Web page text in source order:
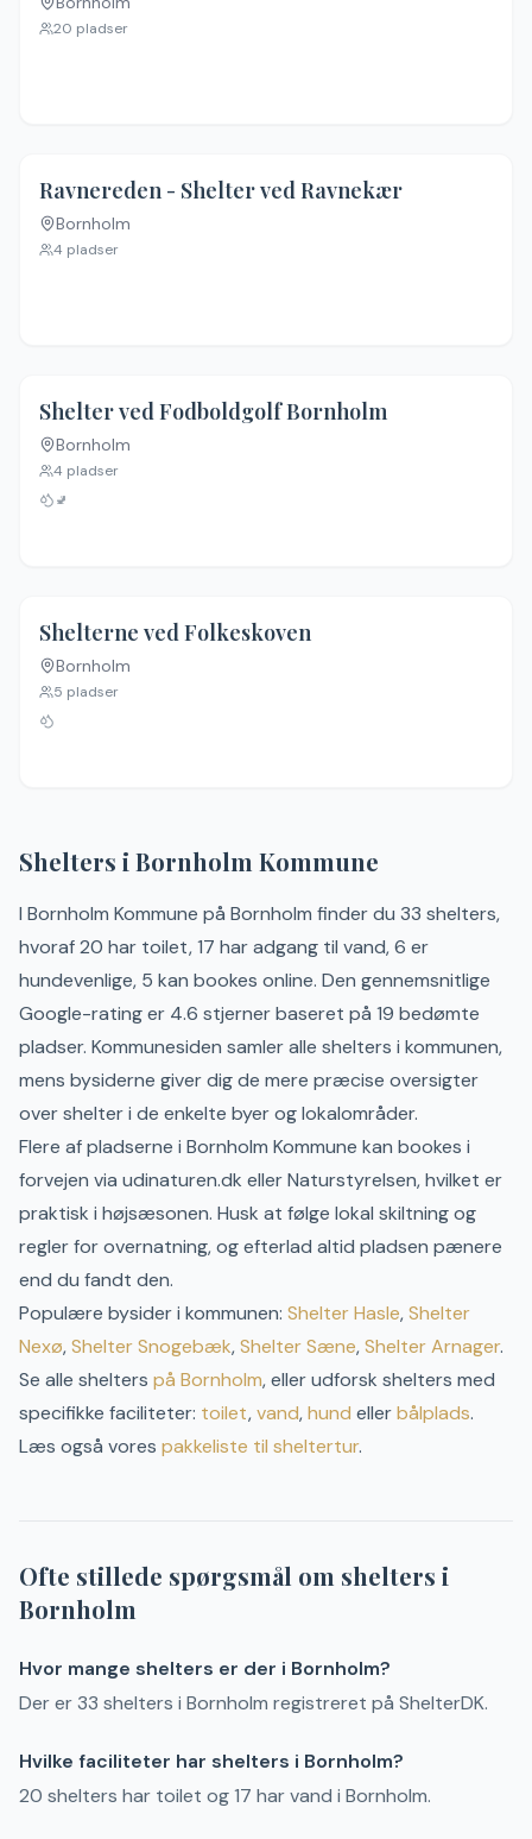
20 pladser
Ingen billeder
Ravnereden - Shelter ved Ravnekær
Bornholm
4 pladser
Shelter ved Fodboldgolf Bornholm
Bornholm
4 pladser
🚽
Ingen billeder
Shelterne ved Folkeskoven
Bornholm
5 pladser
Shelters i Bornholm Kommune
I Bornholm Kommune på Bornholm finder du 33 shelters,
hvoraf 20 har toilet, 17 har adgang til vand, 6 er
hundevenlige, 5 kan bookes online. Den gennemsnitlige
Google-rating er 4.6 stjerner baseret på 19 bedømte
pladser. Kommunesiden samler alle shelters i kommunen,
mens bysiderne giver dig de mere præcise oversigter
over shelter i de enkelte byer og lokalområder.
Flere af pladserne i Bornholm Kommune kan bookes i
forvejen via udinaturen.dk eller Naturstyrelsen, hvilket er
praktisk i højsæsonen. Husk at følge lokal skiltning og
regler for overnatning, og efterlad altid pladsen pænere
end du fandt den.
Populære bysider i kommunen: ShelterHasle,Shelter
Nexø,ShelterSnogebæk,ShelterSæne,ShelterArnager.
Se alle shelters på Bornholm, eller udforsk shelters med
specifikke faciliteter: toilet,vand,hund ellerbålplads.
Læs også vores pakkeliste til sheltertur.
Ofte stillede spørgsmål om shelters i
Bornholm
Hvor mange shelters er der i Bornholm?
Der er 33 shelters i Bornholm registreret på ShelterDK.
Hvilke faciliteter har shelters i Bornholm?
20 shelters har toilet og 17 har vand i Bornholm.